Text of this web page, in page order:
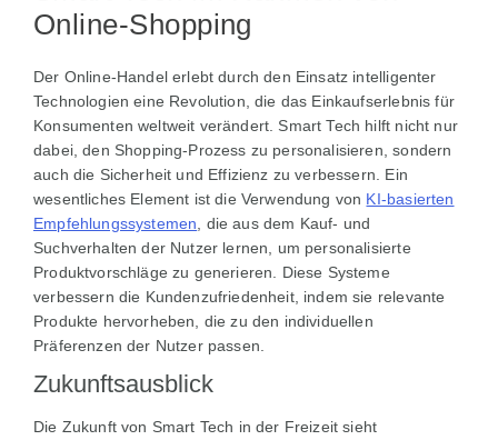
Online-Shopping
Der Online-Handel erlebt durch den Einsatz intelligenter
Technologien eine Revolution, die das Einkaufserlebnis für
Konsumenten weltweit verändert. Smart Tech hilft nicht nur
dabei, den Shopping-Prozess zu personalisieren, sondern
auch die Sicherheit und Effizienz zu verbessern. Ein
wesentliches Element ist die Verwendung von KI-basierten
Empfehlungssystemen , die aus dem Kauf- und
Suchverhalten der Nutzer lernen, um personalisierte
Produktvorschläge zu generieren. Diese Systeme
verbessern die Kundenzufriedenheit, indem sie relevante
Produkte hervorheben, die zu den individuellen
Präferenzen der Nutzer passen.
Zukunftsausblick
Die Zukunft von Smart Tech in der Freizeit sieht